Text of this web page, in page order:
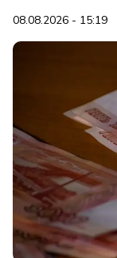
08.08.2026 - 15:19